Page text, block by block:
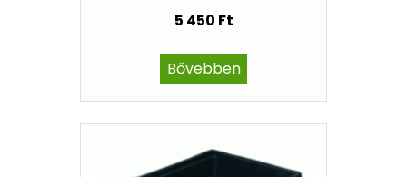
5 450 Ft
Bővebben